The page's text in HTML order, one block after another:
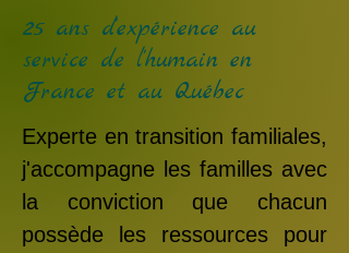
25 ans d'expérience au
service de l'humain en
France et au Québec
Experte en transition familiales,
j'accompagne les familles avec
la conviction que chacun
possède les ressources pour